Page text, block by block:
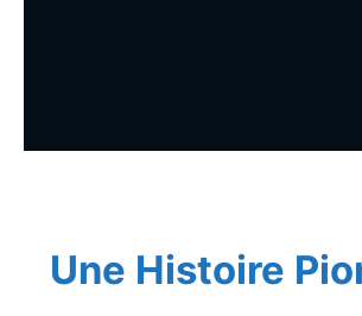
Une Histoire